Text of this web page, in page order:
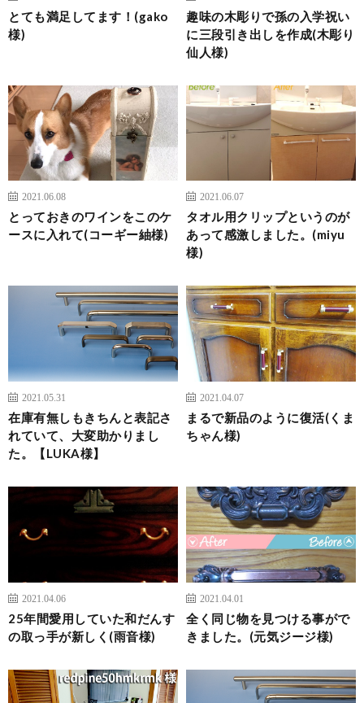
とても満足してます！(gako
様)
趣味の木彫りで孫の入学祝い
に三段引き出しを作成(木彫り
仙人様)
2021.06.08
とっておきのワインをこのケ
ースに入れて(コーギー紬様)
2021.06.07
タオル用クリップというのが
あって感激しました。(miyu
様)
2021.05.31
在庫有無しもきちんと表記さ
れていて、大変助かりまし
た。【LUKA様】
2021.04.07
まるで新品のように復活(くま
ちゃん様)
2021.04.06
25年間愛用していた和だんす
の取っ手が新しく(雨音様)
2021.04.01
全く同じ物を見つける事がで
きました。(元気ジージ様)